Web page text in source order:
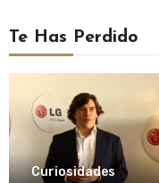
Te Has Perdido
Curiosidades